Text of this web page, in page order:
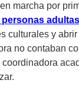
marcha por
personas adultas
culturales y
no contaban